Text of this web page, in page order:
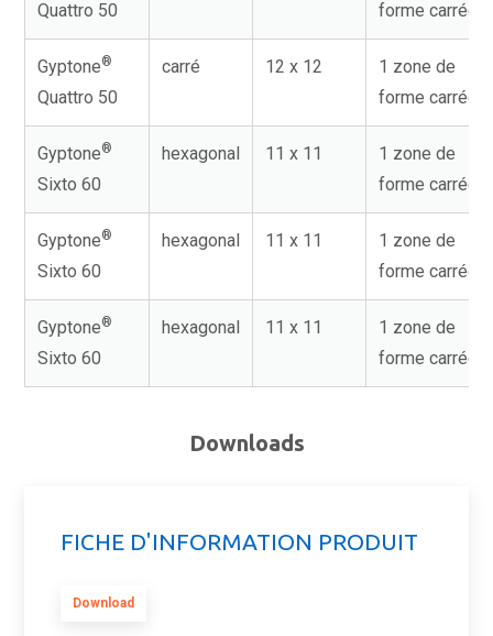
Quattro 50
forme carrée
Gyptone®
Quattro 50
carré 12 x 12
1 zone de
forme carrée
Gyptone®
Sixto 60
hexagonal 11 x 11
1 zone de
forme carrée
Gyptone®
Sixto 60
hexagonal 11 x 11
1 zone de
forme carrée
Gyptone®
Sixto 60
hexagonal 11 x 11
1 zone de
forme carrée
Downloads
FICHE D'INFORMATION PRODUIT
Download